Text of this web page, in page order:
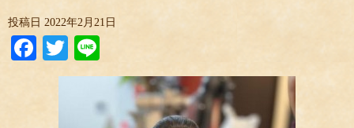
投稿日 2022年2月21日
Facebook
Twitter